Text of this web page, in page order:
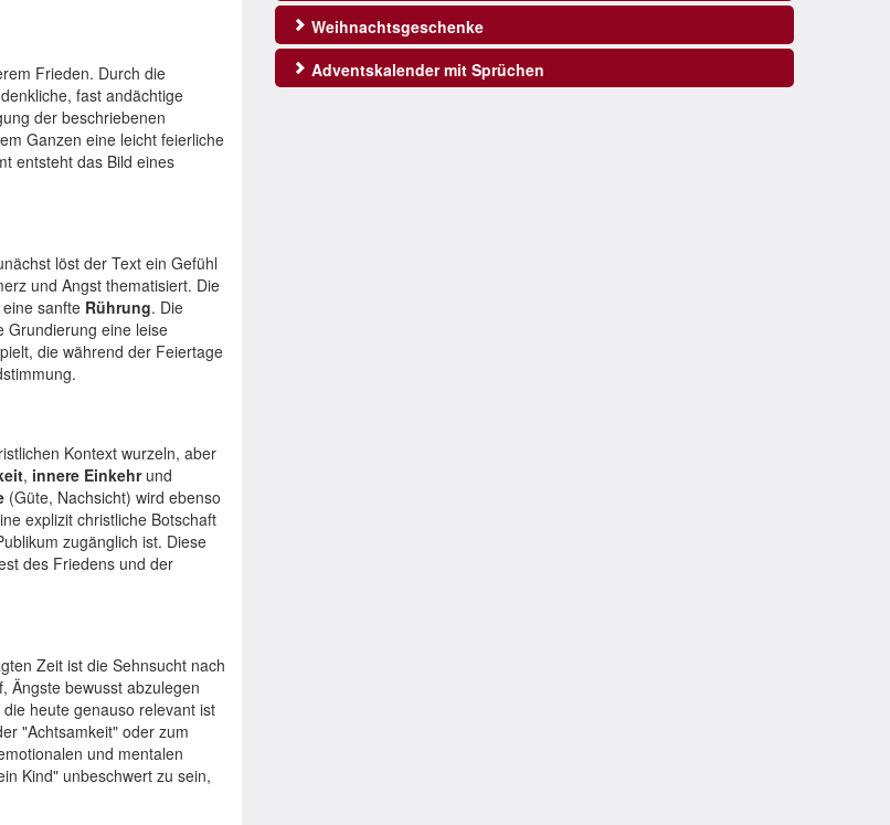
Frieden. Durch die
fast andächtige
der beschriebenen
Ganzen eine leicht feierliche
entsteht das Bild eines
löst der Text ein Gefühl
und Angst thematisiert. Die
sanfte Rührung. Die
Grundierung eine leise
die während der Feiertage
Kontext wurzeln, aber
, innere Einkehrund
(Güte, Nachsicht) wird ebenso
explizit christliche Botschaft
zugänglich ist. Diese
des Friedens und der
Zeit ist die Sehnsucht nach
Ängste bewusst abzulegen
heute genauso relevant ist
"Achtsamkeit" oder zum
und mentalen
Kind" unbeschwert zu sein,
Weihnachtsgeschenke
Adventskalender mit Sprüchen